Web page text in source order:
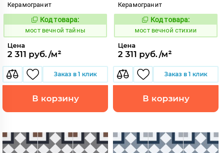
Керамогранит
1017351
Код товара:
мост вечной тайны
Цена
2 311 руб./м²
Заказ в 1 клик
В корзину
Керамогранит
1017348
Код товара:
мост вечной стихии
Цена
2 311 руб./м²
Заказ в 1 клик
В корзину